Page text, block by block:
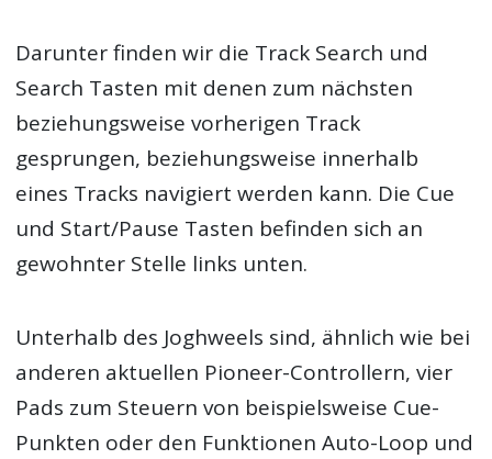
Darunter finden wir die Track Search und
Search Tasten mit denen zum nächsten
beziehungsweise vorherigen Track
gesprungen, beziehungsweise innerhalb
eines Tracks navigiert werden kann. Die Cue
und Start/Pause Tasten befinden sich an
gewohnter Stelle links unten.
Unterhalb des Joghweels sind, ähnlich wie bei
anderen aktuellen Pioneer-Controllern, vier
Pads zum Steuern von beispielsweise Cue-
Punkten oder den Funktionen Auto-Loop und